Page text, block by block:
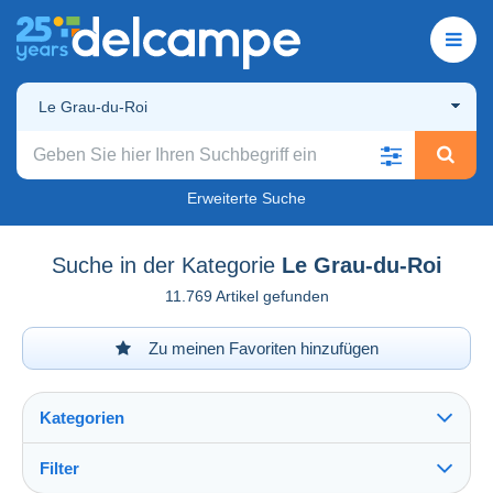
Le Grau-du-Roi
Erweiterte Suche
Suche in der Kategorie Le Grau-du-Roi
11.769 Artikel gefunden
Zu meinen Favoriten hinzufügen
Kategorien
Filter